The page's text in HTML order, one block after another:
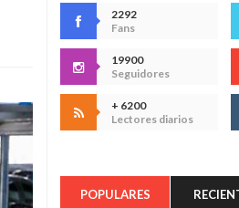
2292
Fans
19900
Seguidores
+ 6200
Lectores diarios
POPULARES